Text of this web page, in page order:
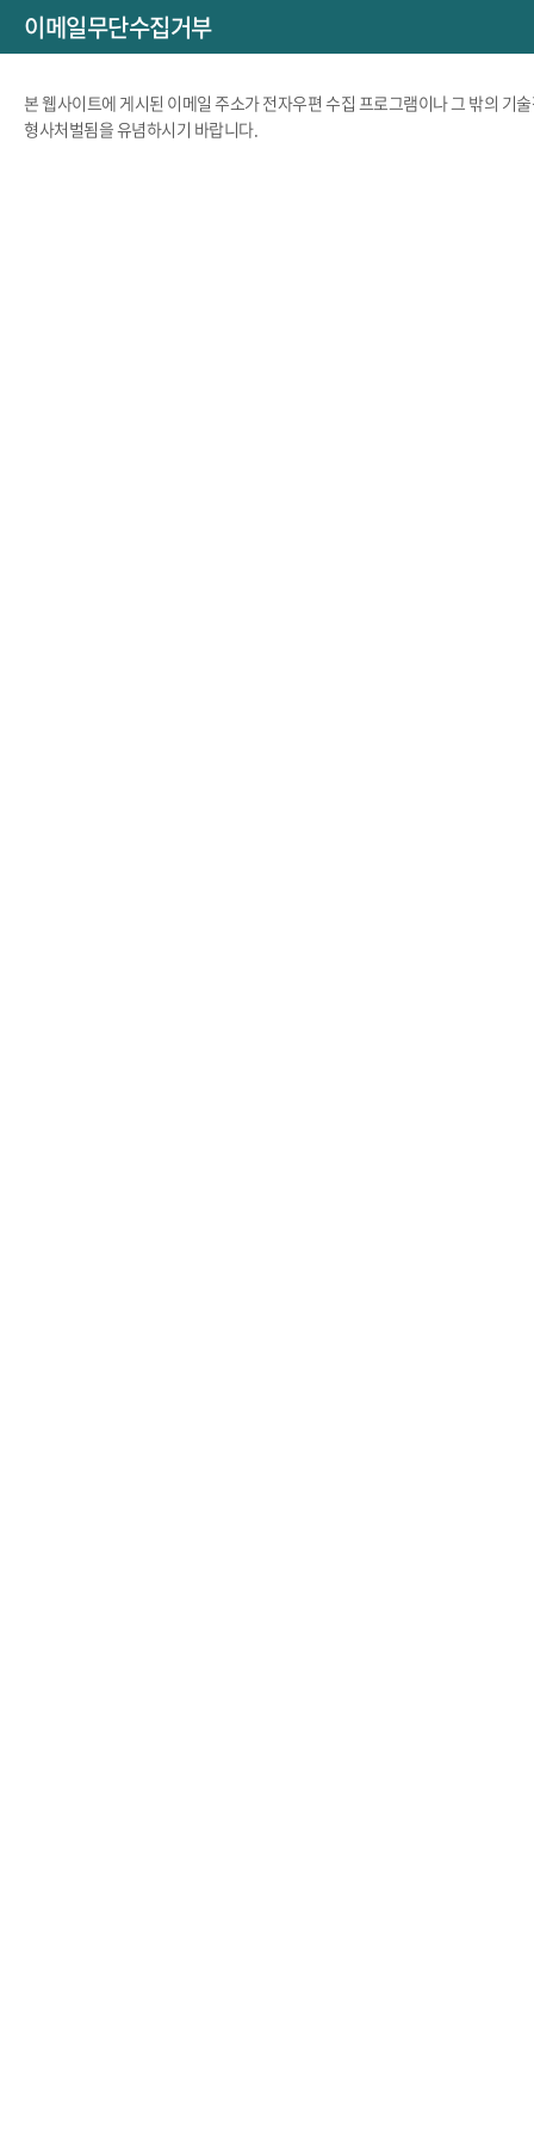
이메일무단수집거부
본 웹사이트에 게시된 이메일 주소가 전자우편 수집 프로그램이나 그 밖의 기
형사처벌됨을 유념하시기 바랍니다.